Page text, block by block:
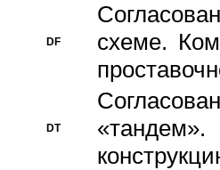
DF
схеме.
DT